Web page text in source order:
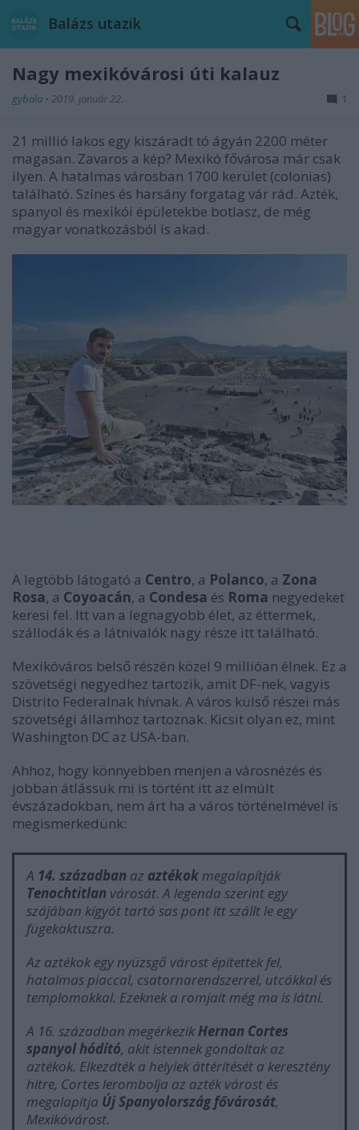
Balázs utazik
Nagy mexikóvárosi úti kalauz
gybala • 2019. január 22. 1
21 millió lakos egy kiszáradt tó ágyán 2200 méter
magasan. Zavaros a kép? Mexikó fővárosa már csak
ilyen. A hatalmas városban 1700 kerület (colonias)
található. Színes és harsány forgatag vár rád. Azték,
spanyol és mexikói épületekbe botlasz, de még
magyar vonatkozásból is akad.
A legtöbb látogató a Centro, a Polanco, a Zona
Rosa, a Coyoacán, a Condesa és Roma negyedeket
keresi fel. Itt van a legnagyobb élet, az éttermek,
szállodák és a látnivalók nagy része itt található.
Mexikóváros belső részén közel 9 millióan élnek. Ez a
szövetségi negyedhez tartozik, amit DF-nek, vagyis
Distrito Federalnak hívnak. A város külső részei más
szövetségi államhoz tartoznak. Kicsit olyan ez, mint
Washington DC az USA-ban.
Ahhoz, hogy könnyebben menjen a városnézés és
jobban átlássuk mi is történt itt az elmúlt
évszázadokban, nem árt ha a város történelmével is
megismerkedünk:
A 14. században az aztékok megalapítják
Tenochtitlan városát. A legenda szerint egy
szájában kígyót tartó sas pont itt szállt le egy
fügekaktuszra.
Az aztékok egy nyüzsgő várost építettek fel,
hatalmas piaccal, csatornarendszerrel, utcákkal és
templomokkal. Ezeknek a romjait még ma is látni.
A 16. században megérkezikHernan Cortes
spanyol hódító, akit istennek gondoltak az
aztékok. Elkezdték a helyiek áttérítését a keresztény
hitre, Cortes lerombolja az azték várost és
megalapítja Új Spanyolország fővárosát,
Mexikóvárost.